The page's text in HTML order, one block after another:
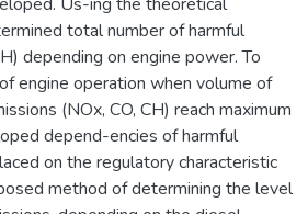
total number of harmful
depending on engine power. To
engine operation when volume of
(NOx, CO, CH) reach maximum
depend-encies of harmful
on the regulatory characteristic
method of determining the level